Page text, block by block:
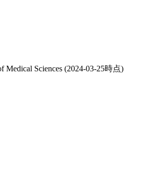
Medical Sciences (2024-03-25時点)